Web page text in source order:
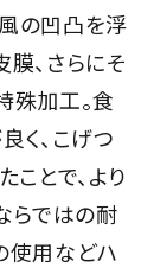
の凹凸を浮
、さらにそ
殊加工。食
く、こげつ
とで、より
らではの耐
使用などハ